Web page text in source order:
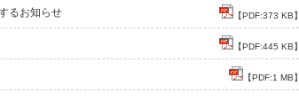
るお知らせ 【PDF:373 KB】
【PDF:445 KB】
【PDF:1 MB】